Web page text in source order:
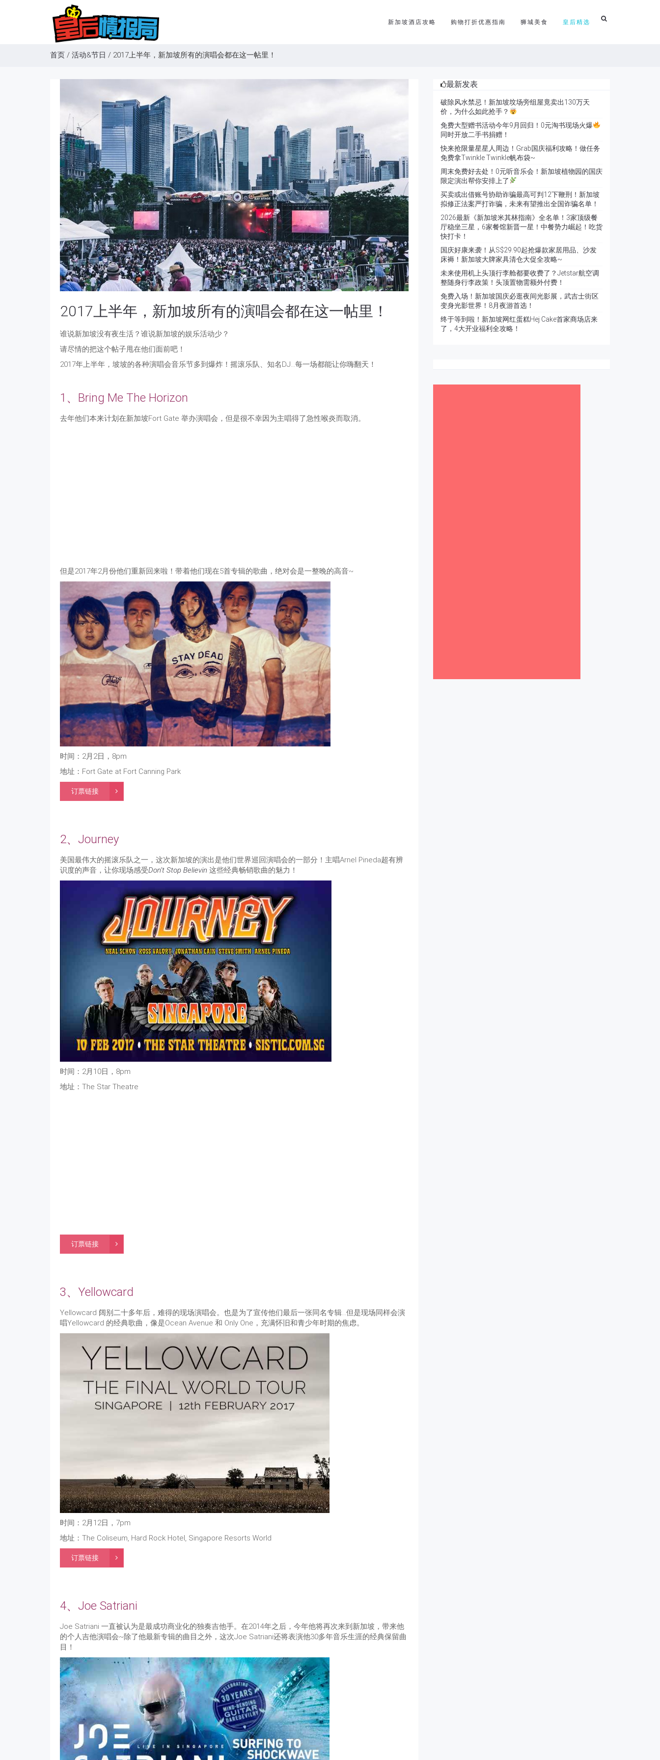
新加坡酒店攻略 购物打折优惠指南 狮城美食 皇后精选
首页 / 活动&节日 / 2017上半年，新加坡所有的演唱会都在这一帖里！
2017上半年，新加坡所有的演唱会都在这一帖里！
谁说新加坡没有夜生活？谁说新加坡的娱乐活动少？
请尽情的把这个帖子甩在他们面前吧！
2017年上半年，坡坡的各种演唱会音乐节多到爆炸！摇滚乐队、知名DJ…每一场都能让你嗨翻天！
1、Bring Me The Horizon
去年他们本来计划在新加坡Fort Gate 举办演唱会，但是很不幸因为主唱得了急性喉炎而取消。
但是2017年2月份他们重新回来啦！带着他们现在5首专辑的歌曲，绝对会是一整晚的高音~
时间：2月2日，8pm
地址：Fort Gate at Fort Canning Park
订票链接
2、Journey
美国最伟大的摇滚乐队之一，这次新加坡的演出是他们世界巡回演唱会的一部分！主唱Arnel Pineda超有辨
识度的声音，让你现场感受Don’t Stop Believin 这些经典畅销歌曲的魅力！
时间：2月10日，8pm
地址：The Star Theatre
订票链接
3、Yellowcard
Yellowcard 阔别二十多年后，难得的现场演唱会。也是为了宣传他们最后一张同名专辑…但是现场同样会演
唱Yellowcard 的经典歌曲，像是Ocean Avenue 和 Only One，充满怀旧和青少年时期的焦虑。
时间：2月12日，7pm
地址：The Coliseum, Hard Rock Hotel, Singapore Resorts World
订票链接
4、Joe Satriani
Joe Satriani 一直被认为是最成功商业化的独奏吉他手。在2014年之后，今年他将再次来到新加坡，带来他
的个人吉他演唱会~除了他最新专辑的曲目之外，这次Joe Satriani还将表演他30多年音乐生涯的经典保留曲
目！
最新发表
破除风水禁忌！新加坡坟场旁组屋竟卖出130万天
价，为什么如此抢手？
免费大型赠书活动今年9月回归！0元淘书现场火爆
同时开放二手书捐赠！
快来抢限量星星人周边！Grab国庆福利攻略！做任务
免费拿Twinkle Twinkle帆布袋~
周末免费好去处！0元听音乐会！新加坡植物园的国庆
限定演出帮你安排上了
买卖或出借账号协助诈骗最高可判12下鞭刑！新加坡
拟修正法案严打诈骗，未来有望推出全国诈骗名单！
2026最新《新加坡米其林指南》全名单！3家顶级餐
厅稳坐三星，6家餐馆新晋一星！中餐势力崛起！吃货
快打卡！
国庆好康来袭！从S$29.90起抢爆款家居用品、沙发
床褥！新加坡大牌家具清仓大促全攻略~
未来使用机上头顶行李舱都要收费了？Jetstar航空调
整随身行李政策！头顶置物需额外付费！
免费入场！新加坡国庆必逛夜间光影展，武吉士街区
变身光影世界！8月夜游首选！
终于等到啦！新加坡网红蛋糕Hej Cake首家商场店来
了，4大开业福利全攻略！